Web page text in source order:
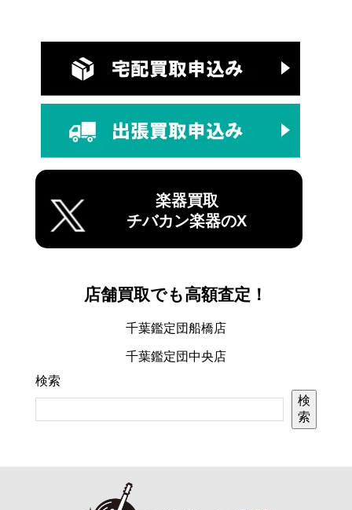
楽器買取
チバカン楽器のX
店舗買取でも高額査定！
千葉鑑定団船橋店
千葉鑑定団中央店
検索
検
索